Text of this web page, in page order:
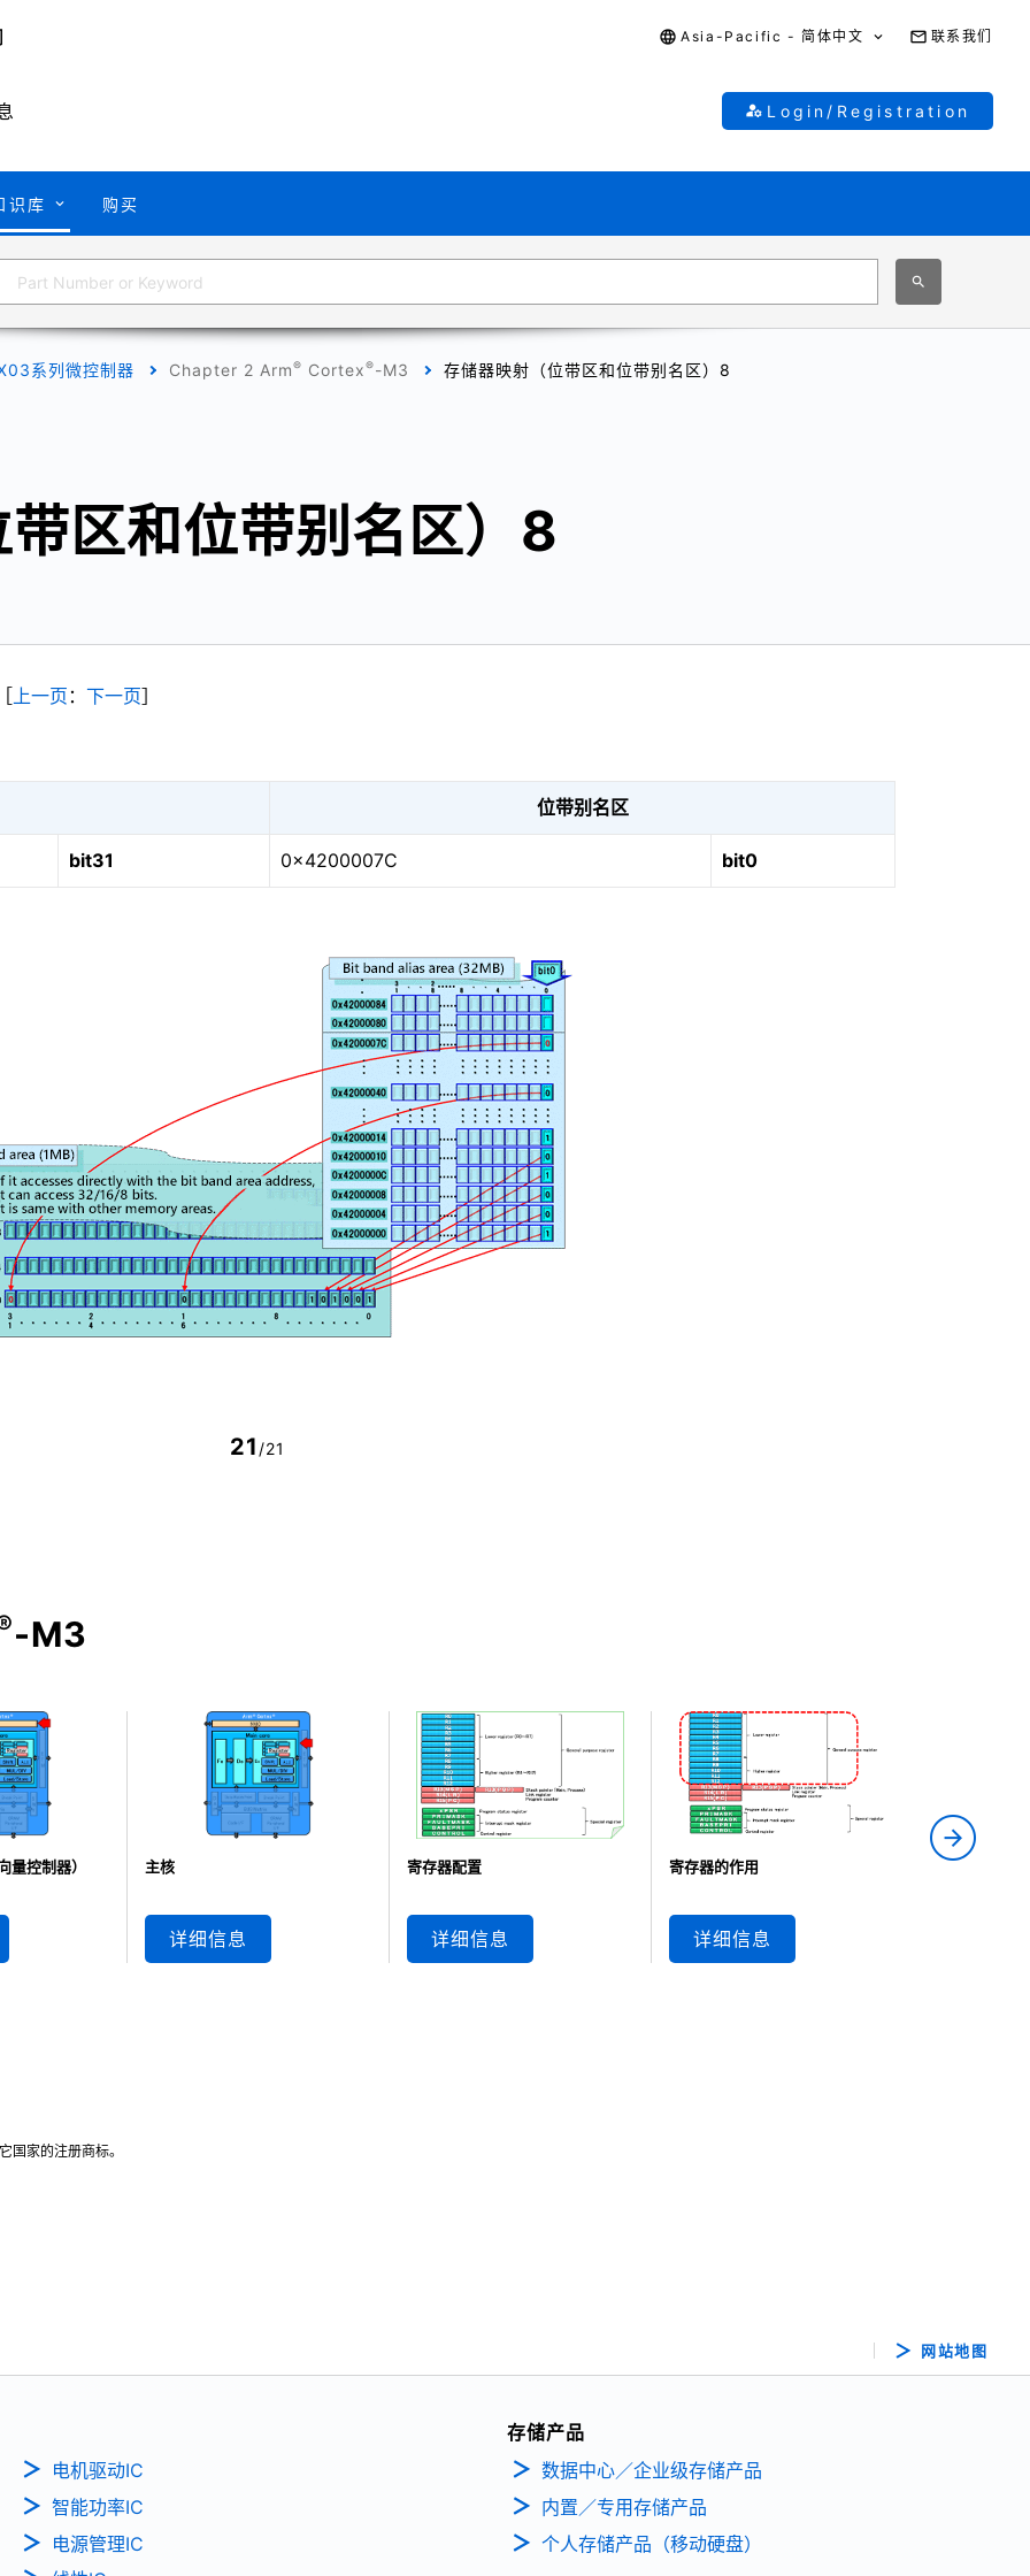
Asia-Pacific - 简体中文 联系我们
Login/Registration
识库 购买
系列微控制器 Chapter 2 Arm® Cortex®-M3 存储器映射（位带区和位带别名区）8
区和位带别名区）8
上一页 ： 下一页］
位带别名区
bit31 0x4200007C bit0
21 /21
-M3
量控制器） 主核
详细信息
寄存器配置
详细信息
寄存器的作用
详细信息
PC、LR
国家的注册商标。
网站地图
电机驱动IC
智能功率IC
电源管理IC
存储产品
数据中心／企业级存储产品
内置／专用存储产品
个人存储产品（移动硬盘）